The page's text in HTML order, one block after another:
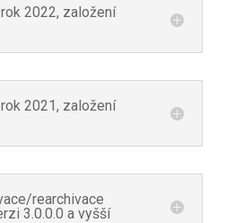
2022, založení
2021, založení
rearchivace
3.0.0.0 a vyšší